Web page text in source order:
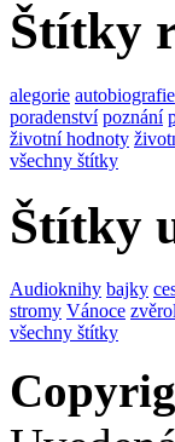
Štítky
alegorie autobiografie
poradenství poznání
životní hodnoty
všechny štítky
Štítky
Audioknihy bajky
stromy Vánoce
všechny štítky